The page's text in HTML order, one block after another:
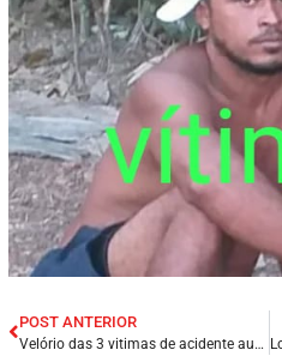
POST ANTERIOR
Velório das 3 vitimas de acidente automobilístico é marcado por comoção popular nesta quinta – feira (12/05), em Dom Pedro/MA.